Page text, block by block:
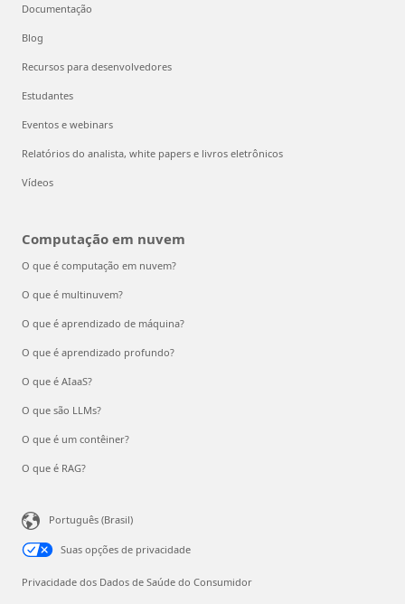
Documentação
Blog
Recursos para desenvolvedores
Estudantes
Eventos e webinars
Relatórios do analista, white papers e livros eletrônicos
Vídeos
Computação em nuvem
O que é computação em nuvem?
O que é multinuvem?
O que é aprendizado de máquina?
O que é aprendizado profundo?
O que é AIaaS?
O que são LLMs?
O que é um contêiner?
O que é RAG?
Português (Brasil)
Suas opções de privacidade
Privacidade dos Dados de Saúde do Consumidor